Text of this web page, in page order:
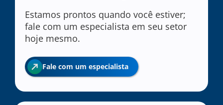
Estamos prontos quando você estiver;
fale com um especialista em seu setor
hoje mesmo.
Fale com um especialista